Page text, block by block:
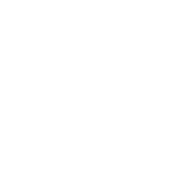
Necessary cookies are
function properly. This
ensures basic functionalities
website. These cookies do
Any cookies that may not be
website to function and is
personal data via analytics,